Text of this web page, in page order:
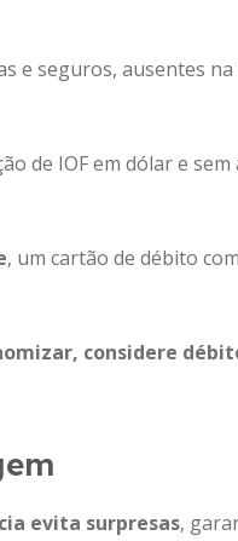
e seguros, ausentes
de IOF em dólar e
, um cartão de débito
considere
evita surpresas,